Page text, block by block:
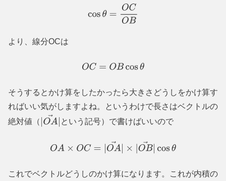
cos θ COB
より、線分OCは
O C= OBcosθ
そうするとかけ算をしたかったら大きさどうしをかけ算す
ればいい気がしますよね。というわけで長さはベクトルの
絶対値（ |OA→|
という記号）で書けばいいので
O A ×OC=|O A→|× OB →|cosθ
これでベクトルどうしのかけ算になります。これが内積の